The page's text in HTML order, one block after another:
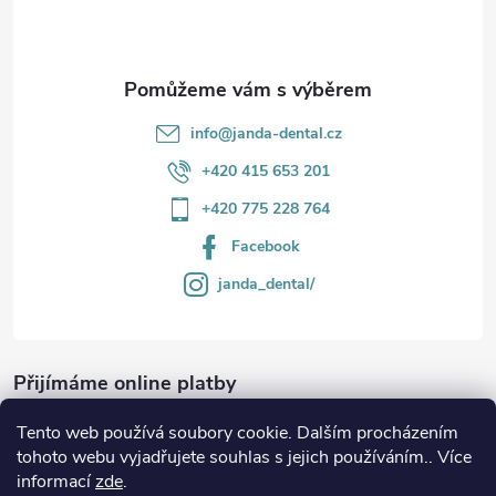
Tento web používá soubory cookie. Dalším procházením
tohoto webu vyjadřujete souhlas s jejich používáním.. Více
informacízde.
info@janda-dental.cz
+420 415 653 201
+420 775 228 764
Facebook
janda_dental/
Přijímáme online platby